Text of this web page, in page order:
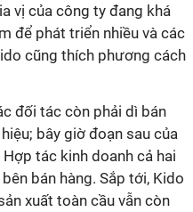
vị của công ty đang khá
để phát triển nhiều và các
cũng thích phương cách
đối tác còn phải dì bán
bây giờ đoạn sau của
tác kinh doanh cả hai
bán hàng. Sắp tới, Kido
xuất toàn cầu vẫn còn